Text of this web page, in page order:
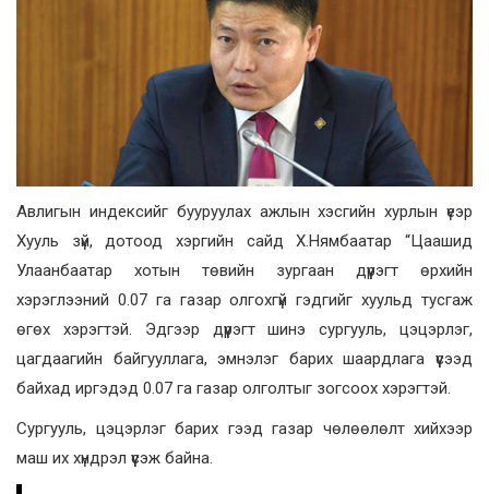
Авлигын индексийг бууруулах ажлын хэсгийн хурлын үеэр
Хууль зүй, дотоод хэргийн сайд Х.Нямбаатар “Цаашид
Улаанбаатар хотын төвийн зургаан дүүрэгт өрхийн
хэрэглээний 0.07 га газар олгохгүй гэдгийг хуульд тусгаж
өгөх хэрэгтэй. Эдгээр дүүрэгт шинэ сургууль, цэцэрлэг,
цагдаагийн байгууллага, эмнэлэг барих шаардлага үүсээд
байхад иргэдэд 0.07 га газар олголтыг зогсоох хэрэгтэй.
Сургууль, цэцэрлэг барих гээд газар чөлөөлөлт хийхээр
маш их хүндрэл үүсэж байна.